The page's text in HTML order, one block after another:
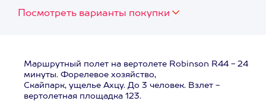
Посмотреть варианты покупки
Маршрутный полет на вертолете Robinson R44 - 24
минуты. Форелевое хозяйство,
Скайпарк, ущелье Ахцу. До 3 человек. Взлет -
вертолетная площадка 123.